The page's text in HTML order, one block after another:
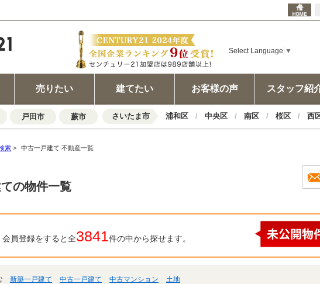
Select Language ▼
売りたい 建てたい お客様の声 スタッフ紹
戸田市 蕨市 さいたま市 浦和区 中央区 南区 桜区 西
索 > 中古一戸建て 不動産一覧
の物件一覧
会員登録をすると全3841件の中から探せます。
新築一戸建て 中古一戸建て 中古マンション 土地